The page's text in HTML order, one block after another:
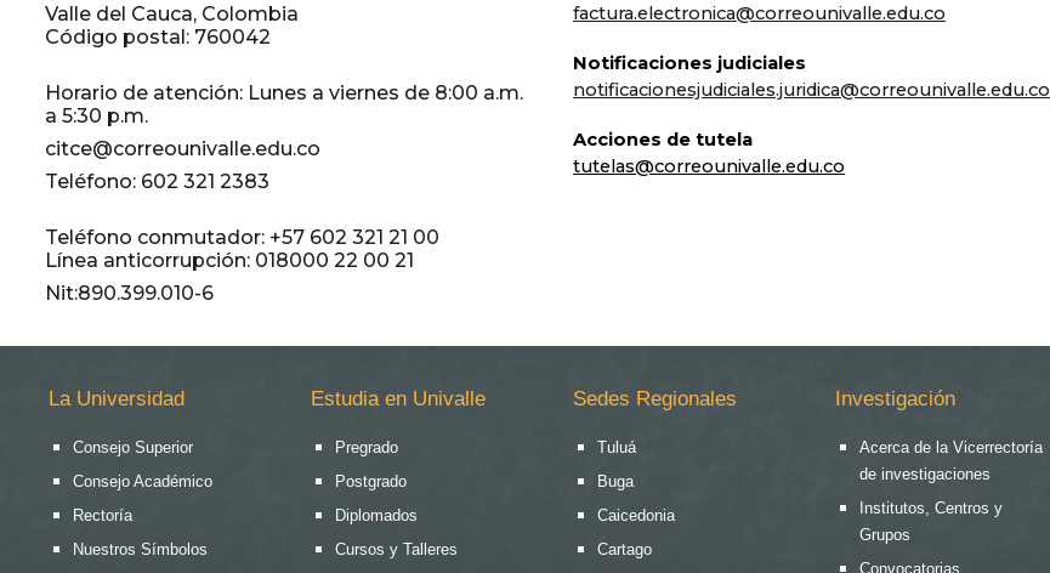
Valle del Cauca, Colombia
Código postal: 760042
Horario de atención: Lunes a viernes de 8:00 a.m.
a 5:30 p.m.
citce@correounivalle.edu.co
Teléfono: 602 321 2383
Teléfono conmutador: +57 602 321 21 00
Línea anticorrupción: 018000 22 00 21
Nit:890.399.010-6
factura.electronica@correounivalle.edu.co
Notificaciones judiciales
notificacionesjudiciales.juridica@correounivalle.edu.co
Acciones de tutela
tutelas@correounivalle.edu.co
La Universidad
Consejo Superior
Consejo Académico
Rectoría
Nuestros Símbolos
Estudia en Univalle
Pregrado
Postgrado
Diplomados
Cursos y Talleres
Sedes Regionales
Tuluá
Buga
Caicedonia
Cartago
Investigación
Acerca de la Vicerrectoría
de investigaciones
Institutos, Centros y
Grupos
Convocatorias